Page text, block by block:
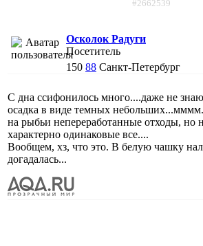
#2662539
Осколок Радуги
Посетитель
150 88 Санкт-Петербург
С дна ссифонилось много....даже не
осадка в виде темных
на рыбьи непереработанные отходы, но
характерно одинаковые все....
Вообщем, хз, что это. В белую чашку
догадалась...